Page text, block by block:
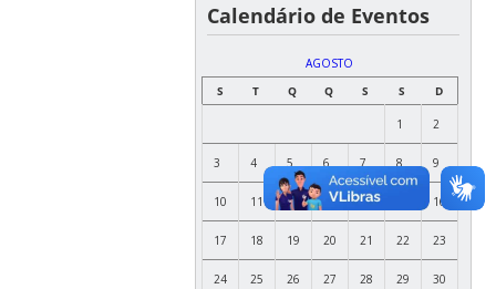
Calendário de Eventos
AGOSTO
S
T Q Q S S D
1 2
3 4 5 6 7 8 9
10 11 12 13 14 16
17 18 19 20 21 22 23
24 25 26 27 28 29 30